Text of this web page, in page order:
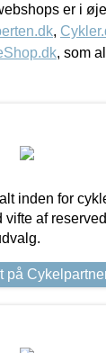
er i
,
, som
inden for
vifte af
på